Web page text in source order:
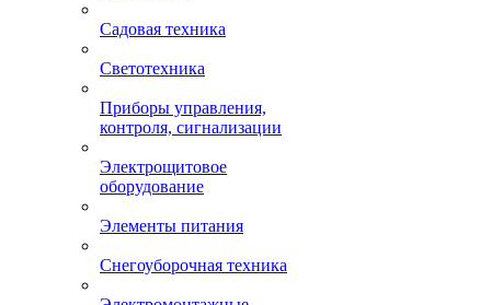
Садовая техника
Светотехника
Приборы управления,
контроля, сигнализации
Электрощитовое
оборудование
Элементы питания
Снегоуборочная техника